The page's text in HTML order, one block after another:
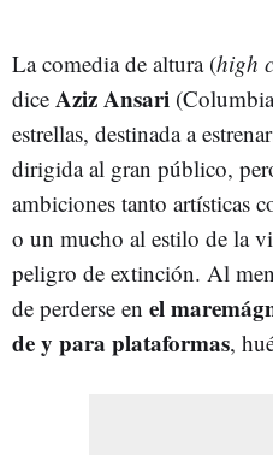
La comedia de altura (high
dice Aziz Ansari
estrellas, destinada a
dirigida al gran público,
ambiciones tanto artísticas
o un mucho al estilo de la
peligro de extinción. Al
de perderse en el
de y para plataformas,